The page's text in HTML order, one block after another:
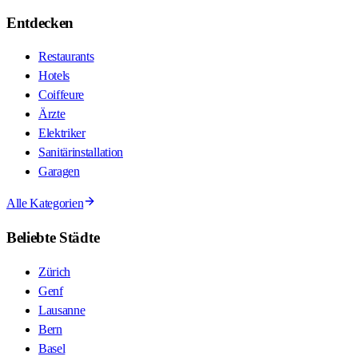
Entdecken
Restaurants
Hotels
Coiffeure
Ärzte
Elektriker
Sanitärinstallation
Garagen
Alle Kategorien
Beliebte Städte
Zürich
Genf
Lausanne
Bern
Basel